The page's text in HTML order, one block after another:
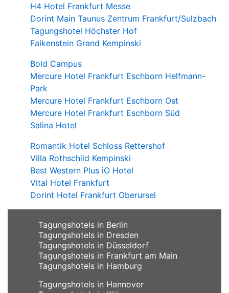
H4 Hotel Frankfurt Messe
Dorint Main Taunus Zentrum Frankfurt/Sulzbach
Tagungshotel Höchster Hof
Falkenstein Grand Kempinski
Bold Campus
Mercure Hotel Frankfurt Eschborn Helfmann-
Park
Mercure Hotel Frankfurt Eschborn Ost
Mercure Hotel Frankfurt Eschborn Süd
Salina Hotel
Romantik Hotel Schloss Rettershof
Villa Rothschild Kempinski
Best Western Plus iO Hotel
Vital Hotel Frankfurt
Dorint Hotel Frankfurt Oberursel
Tagungshotels in Berlin
Tagungshotels in Dresden
Tagungshotels in Düsseldorf
Tagungshotels in Frankfurt am Main
Tagungshotels in Hamburg
Tagungshotels in Hannover